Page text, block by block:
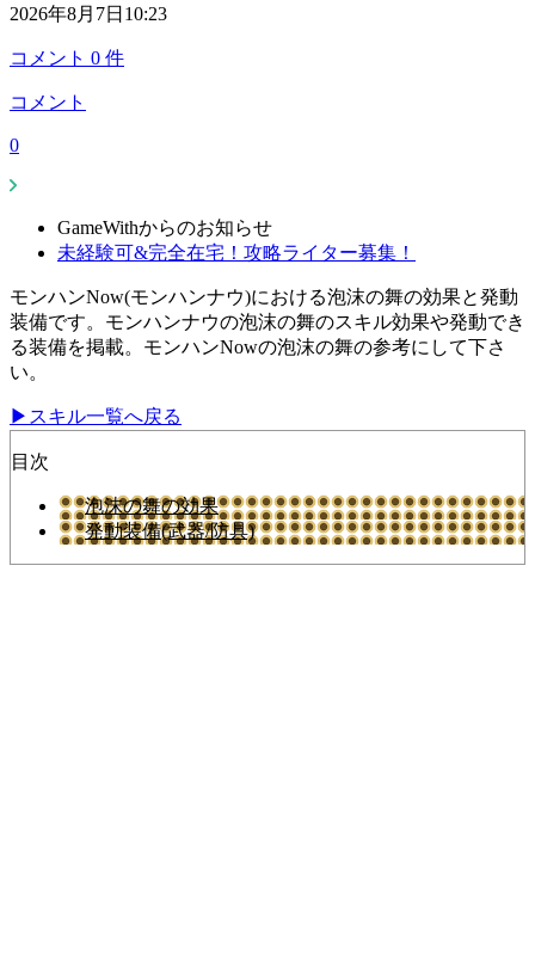
2026年8月7日10:23
コメント 0 件
コメント
0
GameWithからのお知らせ
未経験可&完全在宅！攻略ライター募集！
モンハンNow(モンハンナウ)における泡沫の舞の効果と発動
装備です。モンハンナウの泡沫の舞のスキル効果や発動でき
る装備を掲載。モンハンNowの泡沫の舞の参考にして下さ
い。
▶スキル一覧へ戻る
目次
泡沫の舞の効果
発動装備(武器/防具)